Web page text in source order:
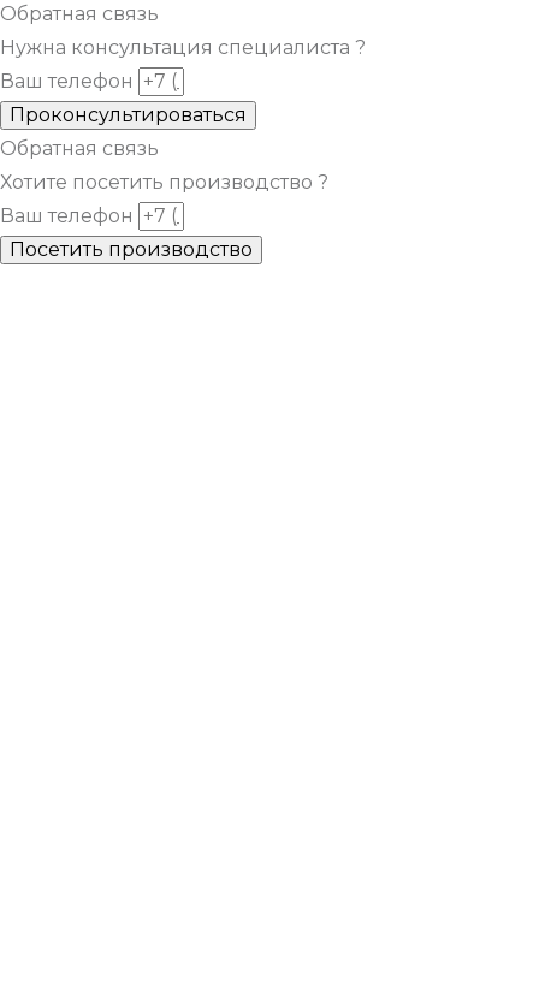
Обратная связь
Нужна консультация специалиста ?
Ваш телефон
Проконсультироваться
Обратная связь
Хотите посетить производство ?
Ваш телефон
Посетить производство